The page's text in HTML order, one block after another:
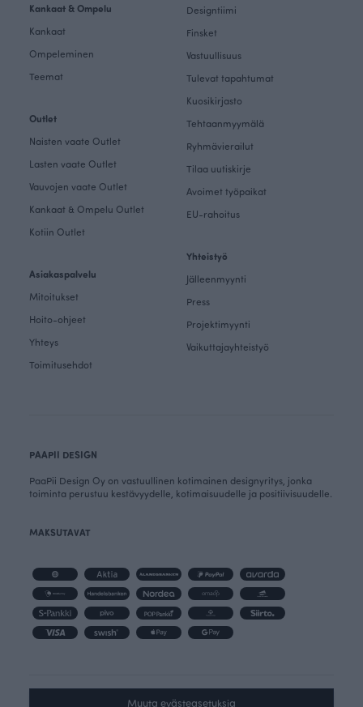
Kankaat & Ompelu
Kankaat
Ompeleminen
Teemat
Outlet
Naisten vaate Outlet
Lasten vaate Outlet
Vauvojen vaate Outlet
Kankaat & Ompelu Outlet
Kotiin Outlet
Asiakaspalvelu
Mitoitukset
Hoito-ohjeet
Yhteys
Toimitusehdot
Designtiimi
Finsket
Vastuullisuus
Tulevat tapahtumat
Kuosikirjasto
Tehtaanmyymälä
Ryhmävierailut
Tilaa uutiskirje
Avoimet työpaikat
EU-rahoitus
Yhteistyö
Jälleenmyynti
Press
Projektimyynti
Vaikuttajayhteistyö
PAAPII DESIGN
PaaPii Design Oy on vastuullinen kotimainen designyritys, jonka
toiminta perustuu kestävyydelle, kotimaisuudelle ja positiivisuudelle.
MAKSUTAVAT
Muuta evästeasetuksia